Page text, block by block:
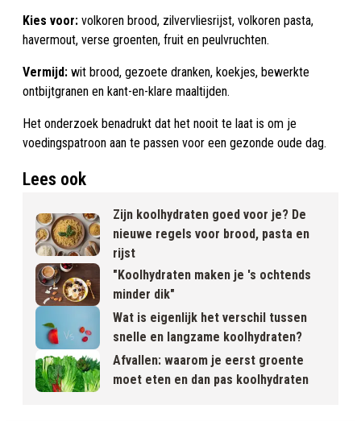
Kies voor: volkoren brood, zilvervliesrijst, volkoren pasta,
havermout, verse groenten, fruit en peulvruchten.
Vermijd: wit brood, gezoete dranken, koekjes, bewerkte
ontbijtgranen en kant-en-klare maaltijden.
Het onderzoek benadrukt dat het nooit te laat is om je
voedingspatroon aan te passen voor een gezonde oude dag.
Lees ook
Zijn koolhydraten goed voor je? De
nieuwe regels voor brood, pasta en
rijst
"Koolhydraten maken je 's ochtends
minder dik"
Wat is eigenlijk het verschil tussen
snelle en langzame koolhydraten?
Afvallen: waarom je eerst groente
moet eten en dan pas koolhydraten